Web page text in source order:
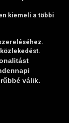
kiemeli a többi
válik.